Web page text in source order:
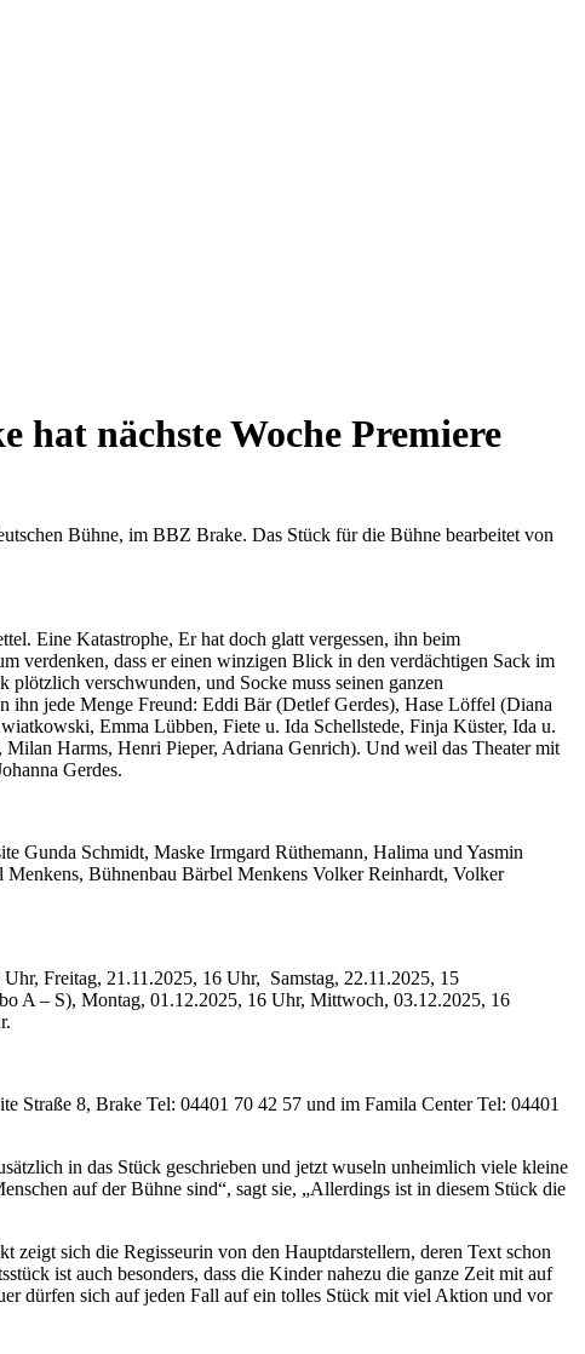
hat nächste Woche Premiere
Bühne, im BBZ Brake. Das Stück für die Bühne bearbeitet von
Eine Katastrophe, Er hat doch glatt vergessen, ihn beim
verdenken, dass er einen winzigen Blick in den verdächtigen Sack im
plötzlich verschwunden, und Socke muss seinen ganzen
ihn jede Menge Freund: Eddi Bär (Detlef Gerdes), Hase Löffel (Diana
Emma Lübben, Fiete u. Ida Schellstede, Finja Küster, Ida u.
Harms, Henri Pieper, Adriana Genrich). Und weil das Theater mit
Gerdes.
Gunda Schmidt, Maske Irmgard Rüthemann, Halima und Yasmin
Bühnenbau Bärbel Menkens Volker Reinhardt, Volker
Freitag, 21.11.2025, 16 Uhr, Samstag, 22.11.2025, 15
A – S), Montag, 01.12.2025, 16 Uhr, Mittwoch, 03.12.2025, 16
Straße 8, Brake Tel: 04401 70 42 57 und im Famila Center Tel: 04401
in das Stück geschrieben und jetzt wuseln unheimlich viele kleine
auf der Bühne sind“, sagt sie, „Allerdings ist in diesem Stück die
sich die Regisseurin von den Hauptdarstellern, deren Text schon
ist auch besonders, dass die Kinder nahezu die ganze Zeit mit auf
dürfen sich auf jeden Fall auf ein tolles Stück mit viel Aktion und vor